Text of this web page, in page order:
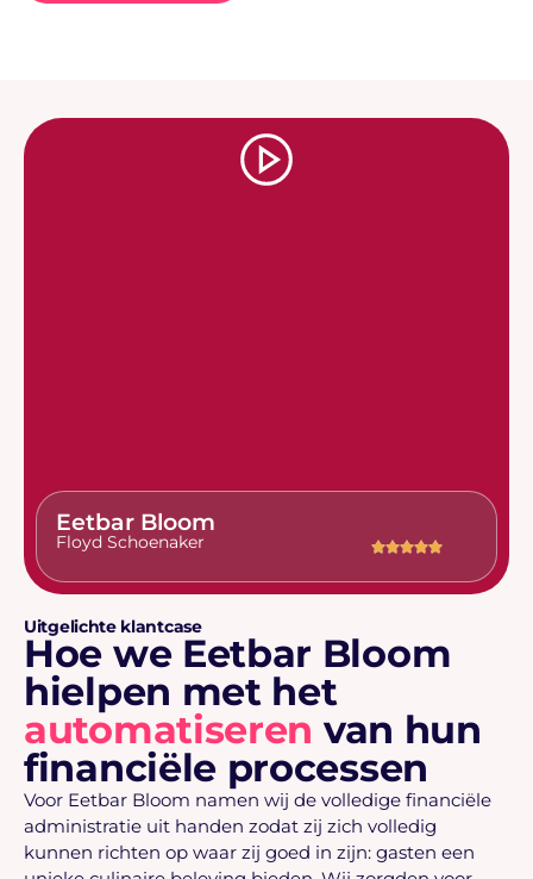
Uitgelichte klantcase
Hoe we Eetbar Bloom
hielpen met het
automatiseren van hun
financiële processen
Voor Eetbar Bloom namen wij de volledige financiële
administratie uit handen zodat zij zich volledig
kunnen richten op waar zij goed in zijn: gasten een
Eetbar Bloom
Floyd Schoenaker